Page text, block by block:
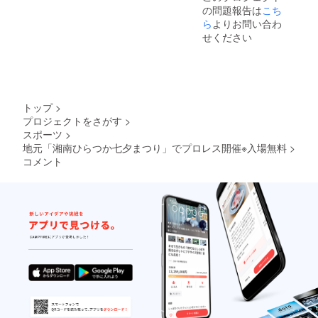
選びく
ださ
い。
の問題報告はこち
らよりお問い合わ
せください
トップ >
プロジェクトをさがす >
スポーツ >
地元「湘南ひらつか七夕まつり」でプロレス開催※入場無料 >
コメント